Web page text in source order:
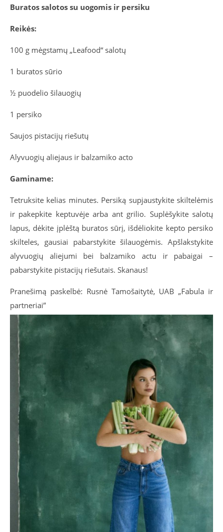
Buratos salotos su uogomis ir persiku
Reikės:
100 g mėgstamų „Leafood“ salotų
1 buratos sūrio
½ puodelio šilauogių
1 persiko
Saujos pistacijų riešutų
Alyvuogių aliejaus ir balzamiko acto
Gaminame:
Tetruksite kelias minutes. Persiką supjaustykite skiltelėmis
ir pakepkite keptuvėje arba ant grilio. Suplėšykite salotų
lapus, dėkite įplėštą buratos sūrį, išdėliokite kepto persiko
skilteles, gausiai pabarstykite šilauogėmis. Apšlakstykite
alyvuogių aliejumi bei balzamiko actu ir pabaigai –
pabarstykite pistacijų riešutais. Skanaus!
Pranešimą paskelbė: Rusnė Tamošaitytė, UAB „Fabula ir
partneriai”